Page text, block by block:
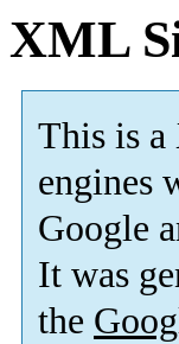
XML
This is a
engines
Google
It was
the